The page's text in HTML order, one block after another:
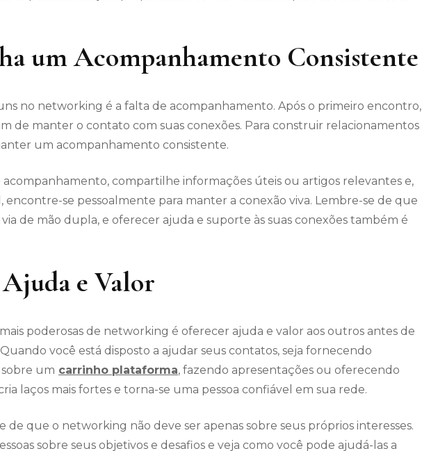
um Acompanhamento Consistente
no networking é a falta de acompanhamento. Após o primeiro encontro,
de manter o contato com suas conexões. Para construir relacionamentos
um acompanhamento consistente.
acompanhamento, compartilhe informações úteis ou artigos relevantes e,
encontre-se pessoalmente para manter a conexão viva. Lembre-se de que
de mão dupla, e oferecer ajuda e suporte às suas conexões também é
e Valor
poderosas de networking é oferecer ajuda e valor aos outros antes de
você está disposto a ajudar seus contatos, seja fornecendo
sobre um carrinho plataforma, fazendo apresentações ou oferecendo
laços mais fortes e torna-se uma pessoa confiável em sua rede.
de que o networking não deve ser apenas sobre seus próprios interesses.
sobre seus objetivos e desafios e veja como você pode ajudá-las a